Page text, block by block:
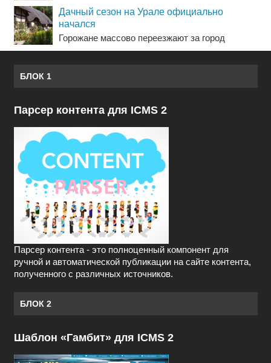
Дачный сезон на Урале официально
начался
Горожане массово переезжают за город
БЛОК 1
Парсер контента для ICMS 2
Парсер контента - это полноценный компонент для
ручной и автоматической публикации на сайте контента,
полученного с различных источников.
БЛОК 2
Шаблон «Гамбит» для ICMS 2